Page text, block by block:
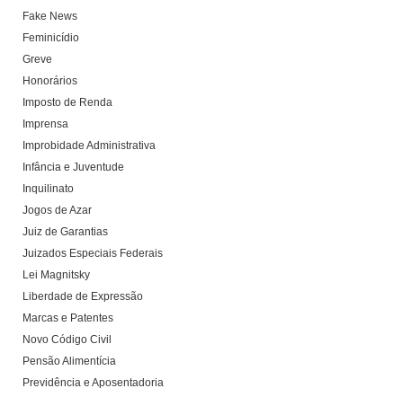
Fake News
Feminicídio
Greve
Honorários
Imposto de Renda
Imprensa
Improbidade Administrativa
Infância e Juventude
Inquilinato
Jogos de Azar
Juiz de Garantias
Juizados Especiais Federais
Lei Magnitsky
Liberdade de Expressão
Marcas e Patentes
Novo Código Civil
Pensão Alimentícia
Previdência e Aposentadoria